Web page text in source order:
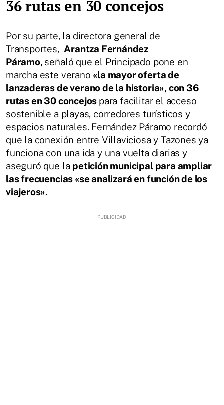
36 rutas en 30 concejos
Por su parte, la directora general de
Transportes, Arantza Fernández
Páramo, señaló que el Principado pone en
marcha este verano «la mayor oferta de
lanzaderas de verano de la historia», con 36
rutas en 30 concejos para facilitar el acceso
sostenible a playas, corredores turísticos y
espacios naturales. Fernández Páramo recordó
que la conexión entre Villaviciosa y Tazones ya
funciona con una ida y una vuelta diarias y
aseguró que la petición municipal para ampliar
las frecuencias «se analizará en función de los
viajeros».